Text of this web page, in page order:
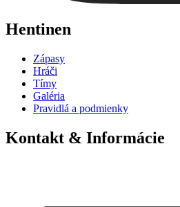
Hentinen
Zápasy
Hráči
Tímy
Galéria
Pravidlá a podmienky
Kontakt & Informácie